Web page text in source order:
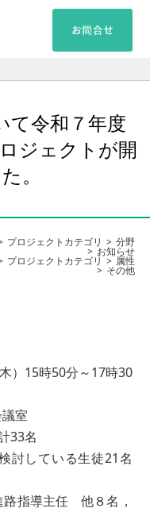
て令和７年度
ジェクトが開
。
プロジェクトカテゴリ 分野
お知らせ
プロジェクトカテゴリ 属性
その他
15時50分～17時30
室
33名
いる生徒21名
主任 他８名，